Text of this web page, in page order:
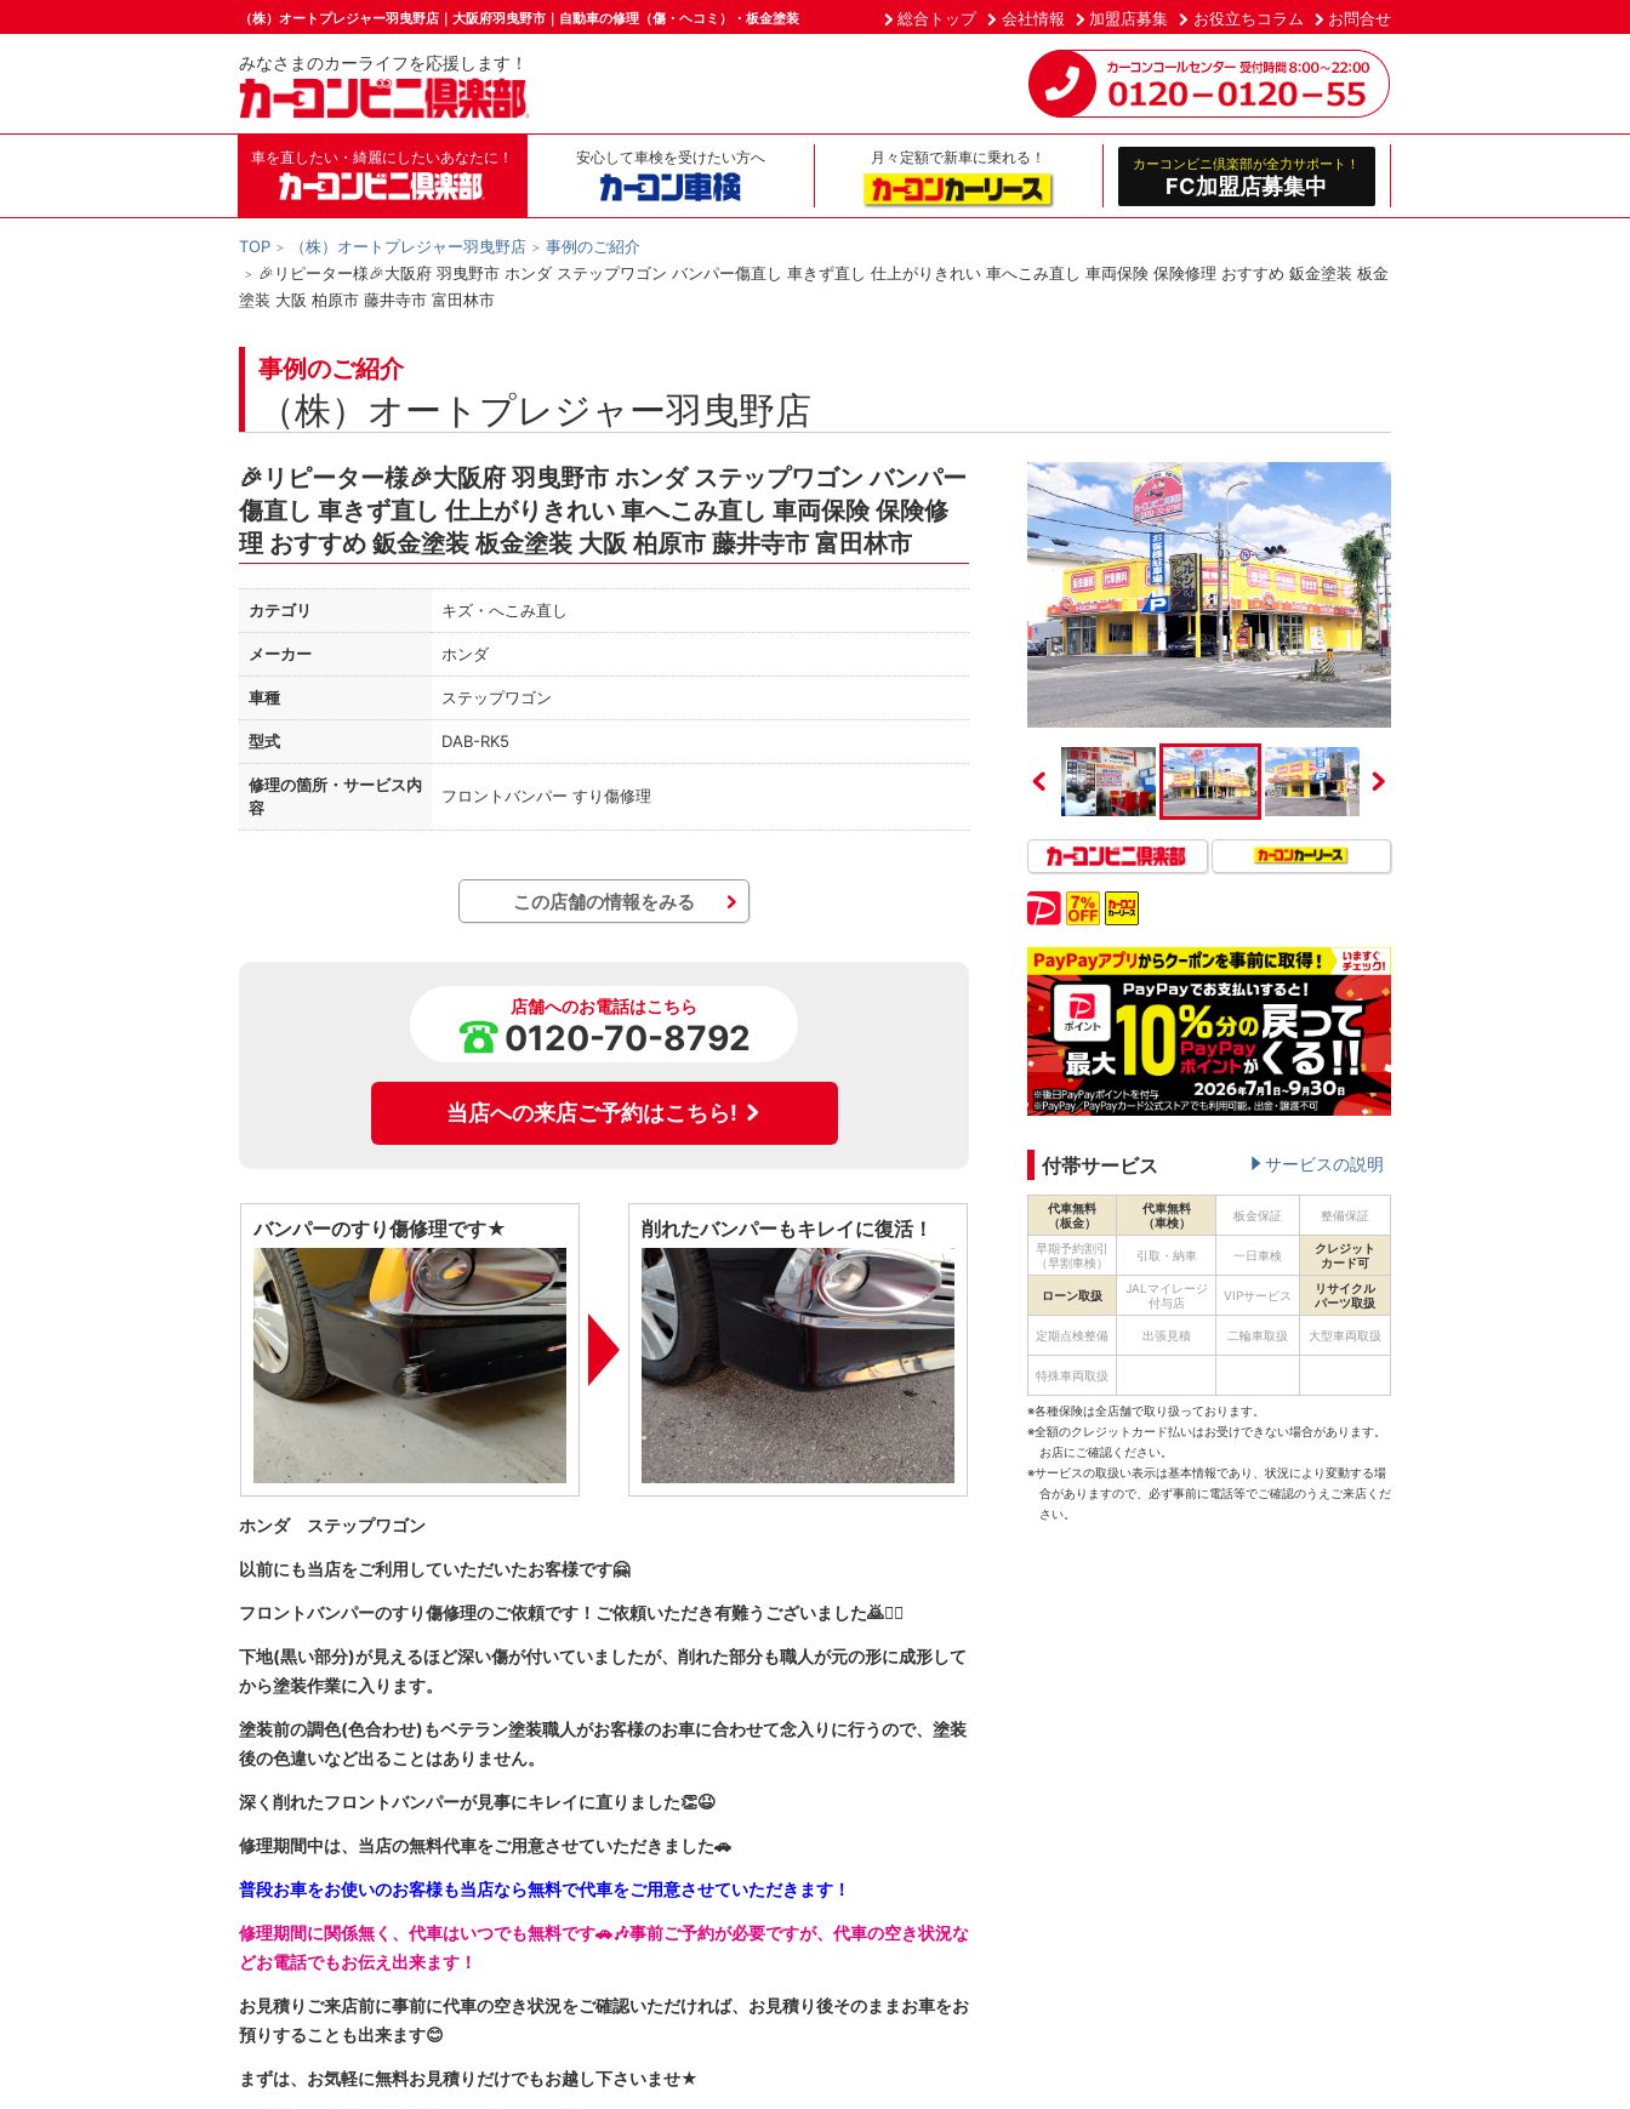
（株）オートプレジャー羽曳野店｜大阪府羽曳野市｜自動車の修理（傷・ヘコミ）・板金塗装 総合トップ 会社情報 加盟店募集 お役立ちコラム お問合せ
みなさまのカーライフを応援します！
車を直したい・綺麗にしたいあなたに！ 安心して車検を受けたい方へ 月々定額で新車に乗れる！ カーコンビニ倶楽部が全力サポート！
FC加盟店募集中
TOP （株）オートプレジャー羽曳野店
事例のご紹介
🎉リピーター様🎉大阪府 羽曳野市 ホンダ ステップワゴン バンパー傷直し 車きず直し 仕上がりきれい 車へこみ直し 車両保険 保険修理 おすすめ 鈑金塗装 板金
塗装 大阪 柏原市 藤井寺市 富田林市
事例のご紹介
（株）オートプレジャー羽曳野店
🎉リピーター様🎉大阪府 羽曳野市 ホンダ ステップワゴン バンパー
傷直し 車きず直し 仕上がりきれい 車へこみ直し 車両保険 保険修
理 おすすめ 鈑金塗装 板金塗装 大阪 柏原市 藤井寺市 富田林市
カテゴリ キズ・へこみ直し
メーカー ホンダ
車種 ステップワゴン
型式 DAB-RK5
修理の箇所・ サービス内
容
フロントバンパー すり傷修理
この店舗の情報をみる
店舗へのお電話はこちら
0120-70-8792
当店への来店ご予約はこちら!
バンパーのすり傷修理です★ 削れたバンパーもキレイに復活！
ホンダ ステップワゴン
以前にも当店をご利用していただいたお客様です🤗
フロントバンパーのすり傷修理のご依頼です！ご依頼いただき有難うございました🙇🙇‍♀️
下地(黒い部分)が見えるほど深い傷が付いていましたが、削れた部分も職人が元の形に成形して
から塗装作業に入ります。
塗装前の調色(色合わせ)もベテラン塗装職人がお客様のお車に合わせて念入りに行うので、塗装
後の色違いなど出ることはありません。
深く削れたフロントバンパーが見事にキレイに直りました👏😆
修理期間中は、当店の無料代車をご用意させていただきました🚗
普段お車をお使いのお客様も当店なら無料で代車をご用意させていただきます！
修理期間に関係無く、代車はいつでも無料です🚗🎶事前ご予約が必要ですが、代車の空き状況な
どお電話でもお伝え出来ます！
お見積りご来店前に事前に代車の空き状況をご確認いただければ、お見積り後そのままお車をお
預りすることも出来ます😊
まずは、お気軽に無料お見積りだけでもお越し下さいませ★
付帯サービス サービスの説明
代車無料
（板金）
代車無料
（車検）
板金保証 整備保証
早期予約割引
（早割車検）
引取・納車 一日車検
クレジット
カード可
ローン取扱
JALマイレージ
付与店
VIPサービス
リサイクル
パーツ取扱
定期点検整備 出張見積 二輪車取扱 大型車両取扱
特殊車両取扱
※各種保険は全店舗で取り扱っております。
※全額のクレジットカード払いはお受けできない場合があります。
お店にご確認ください。
※サービスの取扱い表示は基本情報であり、状況により変動する場
合がありますので、必ず事前に電話等でご確認のうえご来店くだ
さい。